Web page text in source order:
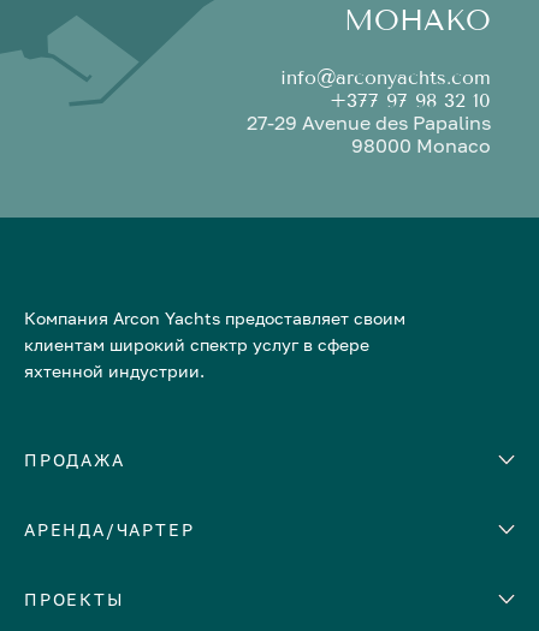
МОНАКО
info@arconyachts.com
+377 97 98 32 10
27-29 Avenue des Papalins
98000 Monaco
Компания Arcon Yachts предоставляет своим
клиентам широкий спектр услуг в сфере
яхтенной индустрии.
ПРОДАЖА
Количество кают
АРЕНДА/ЧАРТЕР
ЕВРОПА
ПРОЕКТЫ